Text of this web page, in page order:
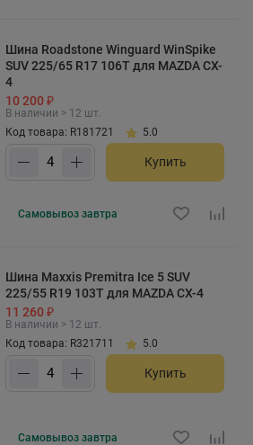
Шина Roadstone Winguard WinSpike
SUV 225/65 R17 106T для MAZDA CX-
4
10 200 ₽
В наличии > 12 шт.
Код товара: R181721
5.0
Купить
Самовывоз завтра
Шина Maxxis Premitra Ice 5 SUV
225/55 R19 103T для MAZDA CX-4
11 260 ₽
В наличии > 12 шт.
Код товара: R321711
5.0
Купить
Самовывоз завтра